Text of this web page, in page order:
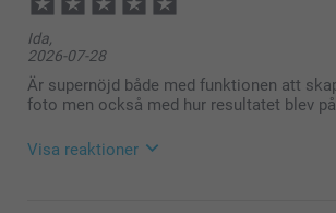
Ida,
2026-07-28
Är supernöjd både med funktionen att
foto men också med hur resultatet blev
Visa reaktioner